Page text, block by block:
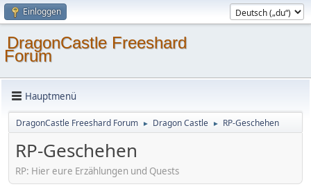
Einloggen
DragonCastle Freeshard
Forum
Hauptmenü
DragonCastle Freeshard Forum ► Dragon Castle ► RP-Geschehen
RP-Geschehen
RP: Hier eure Erzählungen und Quests